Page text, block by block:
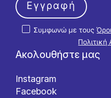
Ακολουθήστε μας
Instagram
Facebook
Συμφωνώ με τους
Πολιτική
Εγγραφή